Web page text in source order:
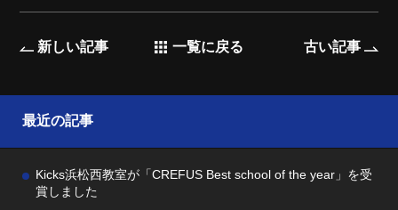
新しい記事 一覧に戻る 古い記事
最近の記事
Kicks浜松西教室が「CREFUS Best school of the year」を受
賞しました